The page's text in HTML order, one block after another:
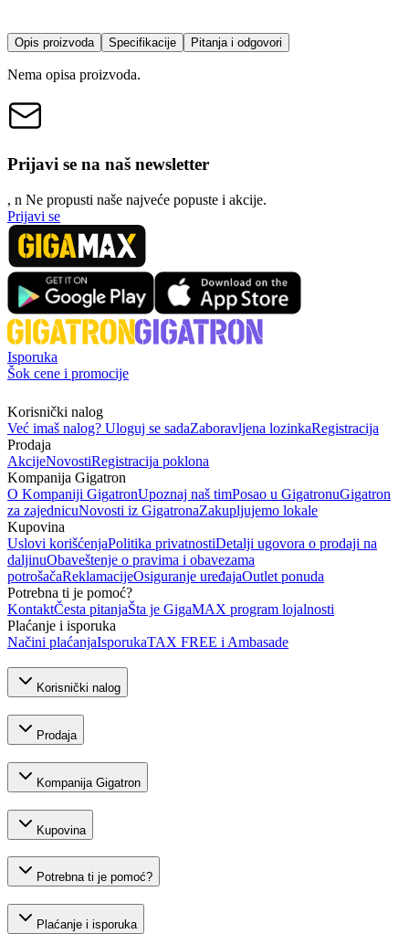
Opis proizvoda Specifikacije Pitanja i odgovori
Nema opisa proizvoda.
Prijavi se na naš newsletter
, n Ne propusti naše najveće popuste i akcije.
Prijavi se
Isporuka
Šok cene i promocije
Korisnički nalog
Već imaš nalog? Uloguj se sadaZaboravljena lozinkaRegistracija
Prodaja
AkcijeNovostiRegistracija poklona
Kompanija Gigatron
O Kompaniji GigatronUpoznaj naš timPosao u GigatronuGigatron
za zajednicuNovosti iz GigatronaZakupljujemo lokale
Kupovina
Uslovi korišćenjaPolitika privatnostiDetalji ugovora o prodaji na
daljinuObaveštenje o pravima i obavezama
potrošačaReklamacijeOsiguranje uređajaOutlet ponuda
Potrebna ti je pomoć?
KontaktČesta pitanjaŠta je GigaMAX program lojalnosti
Plaćanje i isporuka
Načini plaćanjaIsporukaTAX FREE i Ambasade
Korisnički nalog
Prodaja
Kompanija Gigatron
Kupovina
Potrebna ti je pomoć?
Plaćanje i isporuka